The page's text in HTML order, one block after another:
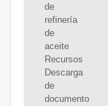
de
refinería
de
aceite
Recursos
Descarga
de
documento